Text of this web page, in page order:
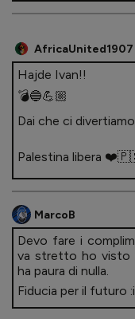
AfricaUnited1907
Hajde Ivan!!
💣🔵💪🏼
Dai che ci
Palestina libera
MarcoB
Devo fare i
va stretto ho visto
ha paura di nulla.
Fiducia per il futuro